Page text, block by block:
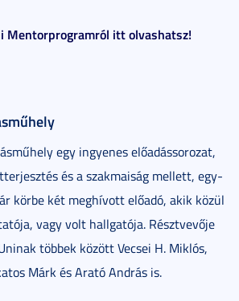
Mentorprogramról itt olvashatsz!
egy ingyenes előadássorozat,
és a szakmaiság mellett, egy-
körbe két meghívott előadó, akik közül
vagy volt hallgatója. Résztvevője
többek között Vecsei H. Miklós,
Márk és Arató András is.